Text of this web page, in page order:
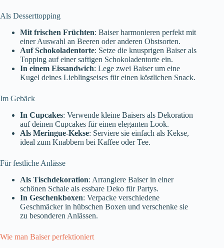
Als Desserttopping
Mit frischen Früchten: Baiser harmonieren perfekt mit
einer Auswahl an Beeren oder anderen Obstsorten.
Auf Schokoladentorte: Setze die knusprigen Baiser als
Topping auf einer saftigen Schokoladentorte ein.
In einem Eissandwich: Lege zwei Baiser um eine
Kugel deines Lieblingseises für einen köstlichen Snack.
Im Gebäck
In Cupcakes: Verwende kleine Baisers als Dekoration
auf deinen Cupcakes für einen eleganten Look.
Als Meringue-Kekse: Serviere sie einfach als Kekse,
ideal zum Knabbern bei Kaffee oder Tee.
Für festliche Anlässe
Als Tischdekoration: Arrangiere Baiser in einer
schönen Schale als essbare Deko für Partys.
In Geschenkboxen: Verpacke verschiedene
Geschmäcker in hübschen Boxen und verschenke sie
zu besonderen Anlässen.
Wie man Baiser perfektioniert